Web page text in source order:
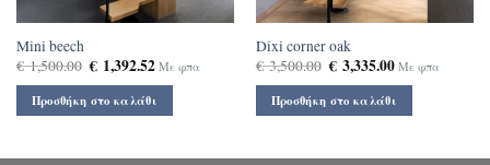
Mini beech
€1,500.00 Original
price
€ 1,500.00.
€1,392.52Η
τρέχουσα
είναι:
€ 1,392.52.
Με φπα
Προσθήκη στο καλάθι
Dixi corner oak
€3,500.00 Original
price
€ 3,500.00.
€3,335.00Η
τρέχουσα
είναι:
€ 3,335.00.
Με φπα
Προσθήκη στο καλάθι